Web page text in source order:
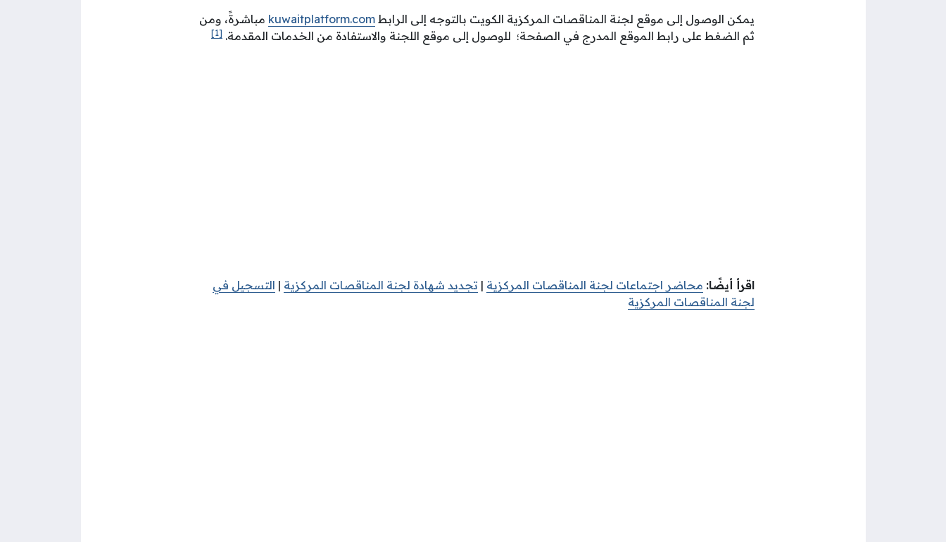
يمكن الوصول إلى موقع لجنة المناقصات المركزية الكويت بالتوجه إلى الرابط kuwaitplatform.com مباشرةً، ومن
ثم الضغط على رابط الموقع المدرج في الصفحة؛ للوصول إلى موقع اللجنة والاستفادة من الخدمات المقدمة. [1]
اقرأ أيضًا: محاضر اجتماعات لجنة المناقصات المركزية | تجديد شهادة لجنة المناقصات المركزية | التسجيل في
لجنة المناقصات المركزية